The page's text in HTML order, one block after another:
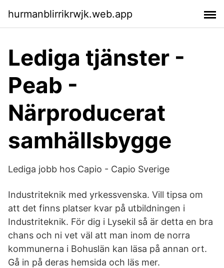
hurmanblirrikrwjk.web.app
Lediga tjänster -
Peab -
Närproducerat
samhällsbygge
Lediga jobb hos Capio - Capio Sverige
Industriteknik med yrkessvenska. Vill tipsa om
att det finns platser kvar på utbildningen i
Industriteknik. För dig i Lysekil så är detta en bra
chans och ni vet väl att man inom de norra
kommunerna i Bohuslän kan läsa på annan ort.
Gå in på deras hemsida och läs mer.